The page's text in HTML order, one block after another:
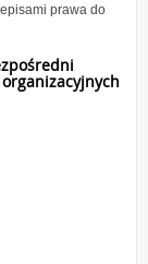
prawa do